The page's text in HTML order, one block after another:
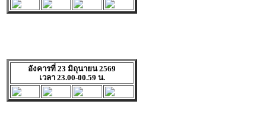
อังคารที่ 23 มิถุนายน 2569
เวลา 23.00-00.59 น.